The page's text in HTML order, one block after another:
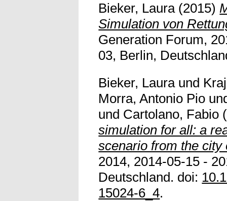
Bieker, Laura(2015)
Simulation von
Generation Forum,
03, Berlin,
Bieker, Lauraund
Morra, Antonio Pio
und Cartolano, Fabio
simulation for all: a
scenario from the city
2014, 2014-05-15 -
Deutschland. doi:
15024-6_4.